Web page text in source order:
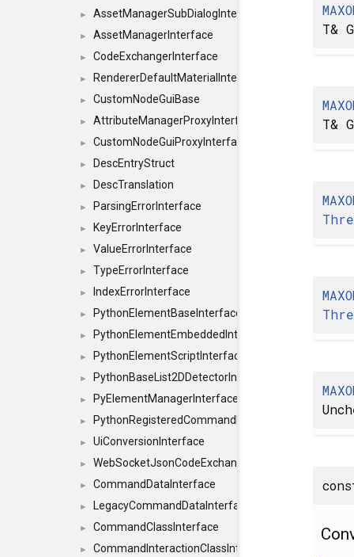
► AssetManagerSubDialogInterface
► AssetManagerInterface
► CodeExchangerInterface
► RendererDefaultMaterialInterface
► CustomNodeGuiBase
► AttributeManagerProxyInterface
► CustomNodeGuiProxyInterface
► DescEntryStruct
► DescTranslation
► ParsingErrorInterface
► KeyErrorInterface
► ValueErrorInterface
► TypeErrorInterface
► IndexErrorInterface
► PythonElementBaseInterface
► PythonElementEmbeddedInterface
► PythonElementScriptInterface
► PythonBaseList2DDetectorInterface
► PyElementManagerInterface
► PythonRegisteredCommandIdsInterface
► UiConversionInterface
► WebSocketJsonCodeExchangerInterface
► CommandDataInterface
► LegacyCommandDataInterface
► CommandClassInterface
► CommandInteractionClassInterface
T&
T&